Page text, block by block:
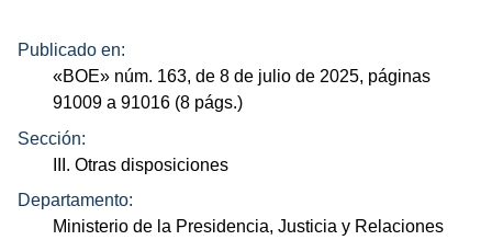
Publicado en:
«BOE» núm. 163, de 8 de julio de 2025, páginas
91009 a 91016 (8 págs.)
Sección:
III. Otras disposiciones
Departamento:
Ministerio de la Presidencia, Justicia y Relaciones